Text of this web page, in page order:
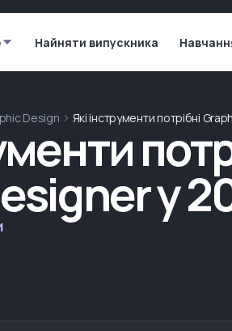
Найняти випускника
Design Які інструменти потрібні
у